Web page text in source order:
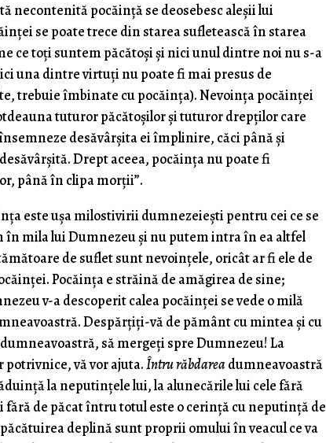
necontenită pocăință se deosebesc aleșii lui
se poate trece din starea sufletească în starea
ce toţi suntem păcătoși și nici unul dintre noi nu s-a
una dintre virtuţi nu poate fi mai presus de
trebuie îmbinate cu pocăinţa). Nevoinţa pocăinţei
tuturor păcătoşilor şi tuturor drepţilor care
desăvârşita ei împlinire, căci până şi
Drept aceea, pocăinţa nu poate fi
până în clipa morţii”.
este uşa milostivirii dumnezeieşti pentru cei ce se
în mila lui Dumnezeu şi nu putem intra în ea altfel
de suflet sunt nevoinţele, oricât ar fi ele de
Pocăinţa e străină de amăgirea de sine;
v-a descoperit calea pocăinței se vede o milă
Despărţiţi-vă de pământ cu mintea și cu
să mergeți spre Dumnezeu! La
potrivnice, vă vor ajuta.Întru răbdareadumneavoastră
la neputințele lui, la alunecările lui cele fără
de păcat întru totul este o cerință cu neputință de
deplină sunt proprii omului în veacul ce va